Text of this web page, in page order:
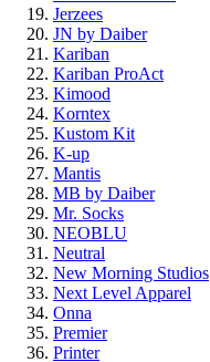
Jerzees
JN by Daiber
Kariban
Kariban ProAct
Kimood
Korntex
Kustom Kit
K-up
Mantis
MB by Daiber
Mr. Socks
NEOBLU
Neutral
New Morning Studios
Next Level Apparel
Onna
Premier
Printer